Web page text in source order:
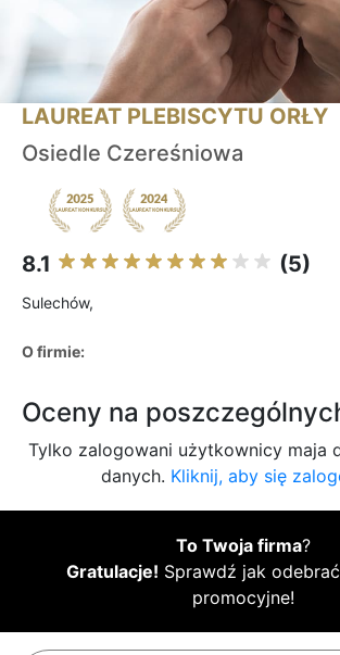
LAUREAT PLEBISCYTU ORŁY
Osiedle Czereśniowa
8.1 (5)
Sulechów,
O firmie:
Oceny na
Tylko zalogowani użytkownicy maja
danych. Kliknij, aby się
To Twoja firma?
Gratulacje! Sprawdź jak
promocyjne!